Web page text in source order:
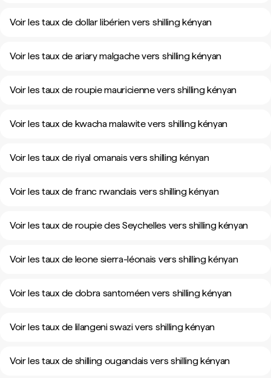
Voir les taux de dollar libérien vers shilling kényan
Voir les taux de ariary malgache vers shilling kényan
Voir les taux de roupie mauricienne vers shilling kényan
Voir les taux de kwacha malawite vers shilling kényan
Voir les taux de riyal omanais vers shilling kényan
Voir les taux de franc rwandais vers shilling kényan
Voir les taux de roupie des Seychelles vers shilling kényan
Voir les taux de leone sierra-léonais vers shilling kényan
Voir les taux de dobra santoméen vers shilling kényan
Voir les taux de lilangeni swazi vers shilling kényan
Voir les taux de shilling ougandais vers shilling kényan